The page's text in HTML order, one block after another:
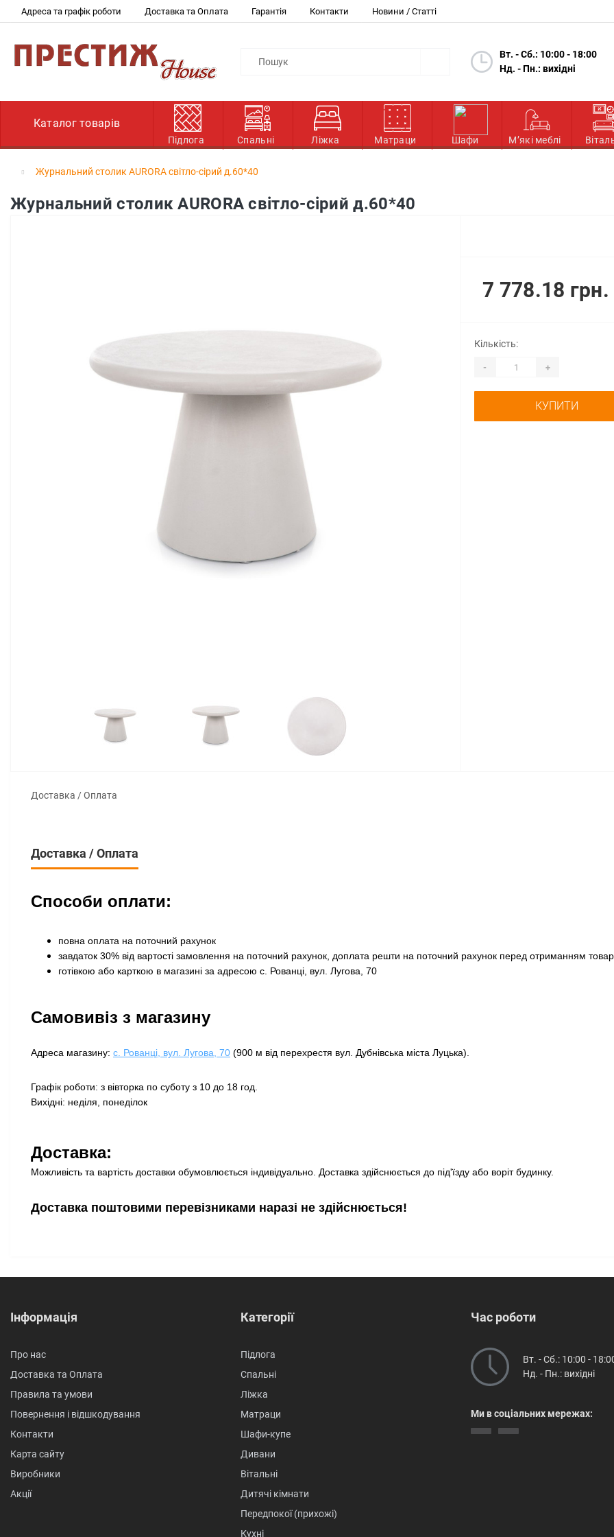
Адреса та графік роботи Доставка та Оплата Гарантія Контакти Новини / Статті
Вт. - Сб.: 10:00 - 18:00
Нд. - Пн.: вихідні
Каталог товарів
Підлога Спальні Ліжка Матраци Шафи М’які меблі
Журнальний столик AURORA світло-сірий д.60*40
Журнальний столик AURORA світло-сірий д.60*40
7 778.18 грн.
Кількість:
- +
КУПИТИ
Доставка / Оплата
Доставка / Оплата
Способи оплати:
повна оплата на поточний рахунок
завдаток 30% від вартості замовлення на поточний рахунок, доплата решти на поточний рахунок перед отриманням
готівкою або карткою в магазині за адресою с. Рованці, вул. Лугова, 70
Самовивіз з магазину
Адреса магазину: с. Рованці, вул. Лугова, 70 (900 м від перехрестя вул. Дубнівська міста Луцька).
Графік роботи: з вівторка по суботу з 10 до 18 год.
Вихідні: неділя, понеділок
Доставка:
Можливість та вартість доставки обумовлюється індивідуально. Доставка здійснюється до під'їзду або воріт будинку.
Доставка поштовими перевізниками наразі не здійснюється!
Інформація
Про нас
Доставка та Оплата
Правила та умови
Повернення і відшкодування
Контакти
Карта сайту
Виробники
Акції
Категорії
Підлога
Спальні
Ліжка
Матраци
Шафи-купе
Дивани
Вітальні
Дитячі кімнати
Передпокої (прихожі)
Кухні
Час роботи
Вт. - Сб.: 10:00 -
Нд. - Пн.: вихідні
Ми в соціальних мережах: